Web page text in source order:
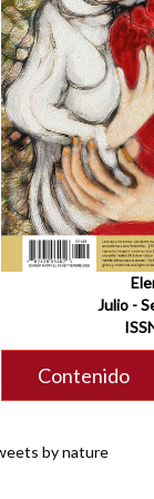
Julio -
Contenido
by nature